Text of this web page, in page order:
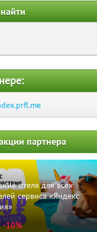
партнера
отеля для всех
сервиса «Яндекс
-10%